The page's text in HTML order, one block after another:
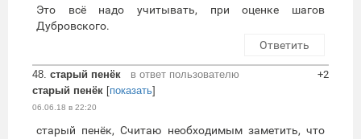
Это всё надо учитывать, при оценке шагов
Дубровского.
Ответить
48. старый пенёк
в ответ пользователю
старый пенёк [показать]
06.06.18 в 22:20
+2
старый пенёк, Считаю необходимым заметить, что